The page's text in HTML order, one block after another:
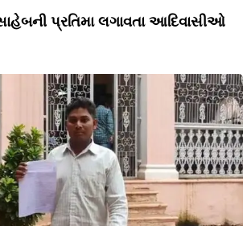
પ્રતિમા લગાવતા આદિવાસીઓ